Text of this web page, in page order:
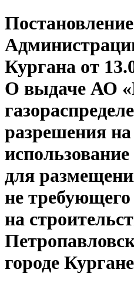
Постановление
Кургана от
О выдаче АО
разрешения на
для
не
на
городе Кургане